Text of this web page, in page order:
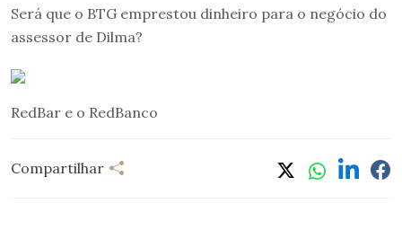
Será que o BTG emprestou dinheiro para o negócio do
assessor de Dilma?
RedBar e o RedBanco
Compartilhar